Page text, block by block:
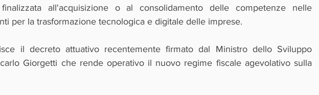
all'acquisizione o al consolidamento delle competenze nelle
per la trasformazione tecnologica e digitale delle imprese.
il decreto attuativo recentemente firmato dal Ministro dello Sviluppo
Giorgetti che rende operativo il nuovo regime fiscale agevolativo sulla